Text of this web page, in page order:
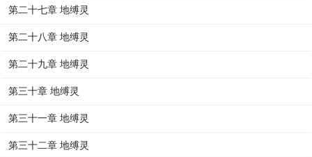
第二十七章 地缚灵
第二十八章 地缚灵
第二十九章 地缚灵
第三十章 地缚灵
第三十一章 地缚灵
第三十二章 地缚灵